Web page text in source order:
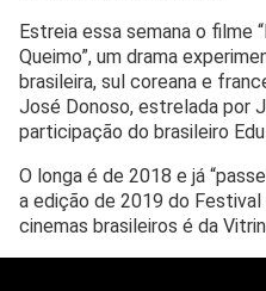
Estreia essa semana o filme
Queimo”, um drama
brasileira, sul coreana e
José Donoso, estrelada por
participação do brasileiro
O longa é de 2018 e já
a edição de 2019 do Festival
cinemas brasileiros é da